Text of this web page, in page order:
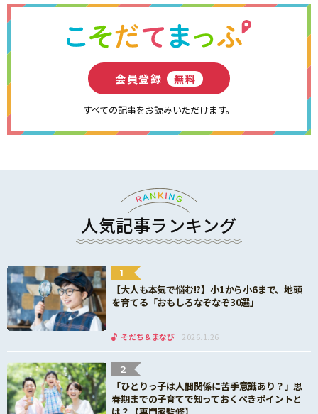
会員登録 無料
すべての記事をお読みいただけます。
人気記事ランキング
1
【大人も本気で悩む!?】小1から小6まで、地頭
を育てる「おもしろなぞなぞ30選」
そだち＆まなび 2026.1.26
2
「ひとりっ子は人間関係に苦手意識あり？」思
春期までの子育てで知っておくべきポイントと